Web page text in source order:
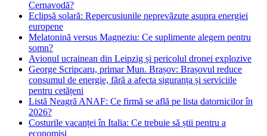
Cernavodă?
Eclipsă solară: Repercusiunile neprevăzute asupra energiei
europene
Melatonină versus Magneziu: Ce suplimente alegem pentru
somn?
Avionul ucrainean din Leipzig și pericolul dronei explozive
George Scripcaru, primar Mun. Brașov: Brașovul reduce
consumul de energie, fără a afecta siguranța și serviciile
pentru cetățeni
Listă Neagră ANAF: Ce firmă se află pe lista datornicilor în
2026?
Costurile vacanței în Italia: Ce trebuie să știi pentru a
economisi